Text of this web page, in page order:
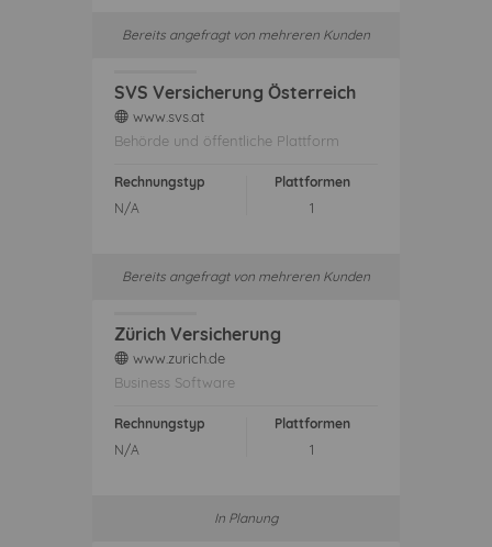
Bereits angefragt von mehreren Kunden
SVS Versicherung Österreich
web www.svs.at
Behörde und öffentliche Plattform
Rechnungstyp
N/A
Plattformen
1
Bereits angefragt von mehreren Kunden
Zürich Versicherung
web www.zurich.de
Business Software
Rechnungstyp
N/A
Plattformen
1
In Planung